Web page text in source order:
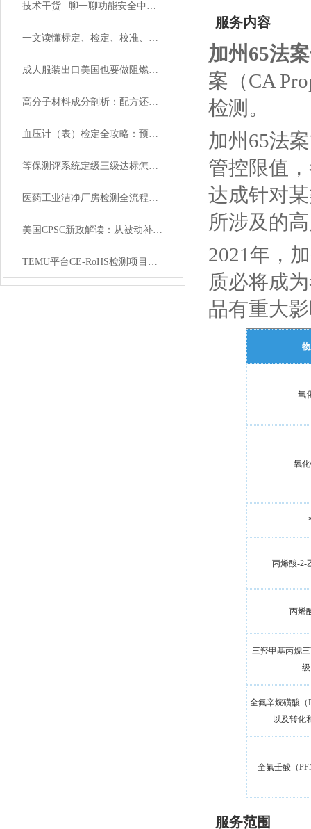
技术干货 | 聊一聊功能安全中的ASIL 等级
一文读懂标定、检定、校准、校验的区别
成人服装出口美国也要做阻燃测试吗？
高分子材料成分剖析：配方还原的核心密码
血压计（表）检定全攻略：预防高血压风险从准确测量入手
等保测评系统定级三级达标怎么做｜专业机构合规指导
医药工业洁净厂房检测全流程揭秘！从设备到环境一站式解决
美国CPSC新政解读：从被动补救到主动合规的转变
TEMU平台CE-RoHS检测项目全解析：十项物质与合规要点
服务内容
加州65法
案（CA
检测。
加州65法
管控限值
达成针对
所涉及的
2021年，
质必将成
品有重大
氧
氧
丙烯酸-2-
丙烯
三羟甲基丙烷
全氟辛烷磺酸（
以及转化
全氟壬酸（
服务范围